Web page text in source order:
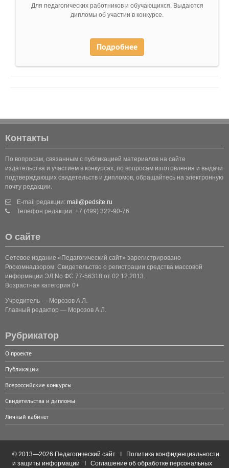
Для педагогических работников и обучающихся. Выдаются
дипломы об участии в конкурсе.
Подробнее
Контакты
По вопросам, связанным с публикацией материалов на сайте
издательства и участием в конкурсах, по вопросам изготовления и выдачи
подтверждающих свидетельств и дипломов, обращайтесь на электронную
почту редакции.
E-mail редакции: mail@pedsite.ru
Телефон редакции: +7 (499) 322-90-76
О сайте
Сетевое издание «Педагогический сайт» зарегистрировано
Роскомнадзором. Свидетельство о регистрации средства массовой
информации ЭЛ No ФС 77-56318 от 02.12.2013.
Возрастная категория 0+
Учредитель — Морозов А.Л.
Главный редактор — Морозов А.Л.
Рубрикатор
О проекте
Публикации
Всероссийские конкурсы
Свидетельства и дипломы
Личный кабинет
© 2013—2026 Педагогический сайт I
Политика конфиденциальности
и защиты информации
Соглашение об обработке персональных